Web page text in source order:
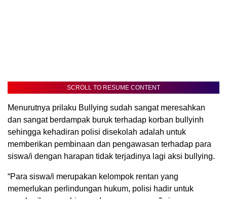
SCROLL TO RESUME CONTENT
Menurutnya prilaku Bullying sudah sangat meresahkan
dan sangat berdampak buruk terhadap korban bullyinh
sehingga kehadiran polisi disekolah adalah untuk
memberikan pembinaan dan pengawasan terhadap para
siswa/i dengan harapan tidak terjadinya lagi aksi bullying.
“Para siswa/i merupakan kelompok rentan yang
memerlukan perlindungan hukum, polisi hadir untuk